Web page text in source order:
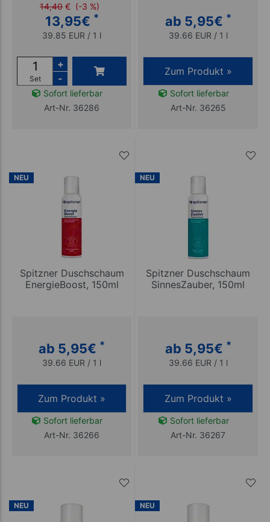
14,40 € (-3 %)
13,95€ *
39.85 EUR / 1 l
Set
+
-
Sofort lieferbar
Art-Nr. 36286
ab 5,95€ *
39.66 EUR / 1 l
Zum Produkt »
Sofort lieferbar
Art-Nr. 36265
NEU
Spitzner Duschschaum
EnergieBoost, 150ml
ab 5,95€ *
39.66 EUR / 1 l
Zum Produkt »
Sofort lieferbar
Art-Nr. 36266
NEU
Spitzner Duschschaum
SinnesZauber, 150ml
ab 5,95€ *
39.66 EUR / 1 l
Zum Produkt »
Sofort lieferbar
Art-Nr. 36267
NEU NEU